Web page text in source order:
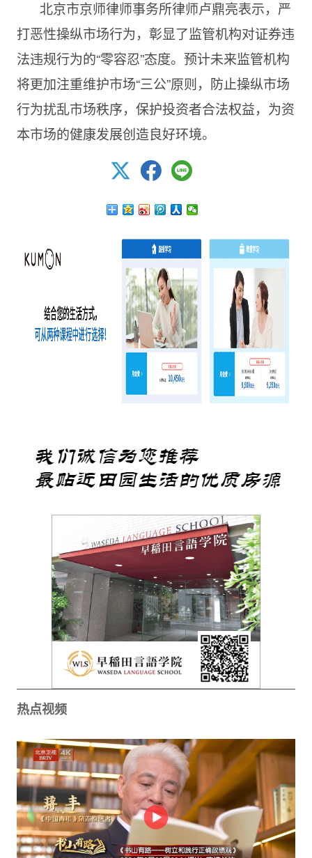
北京市京师律师事务所律师卢鼎亮表示，严
打恶性操纵市场行为，彰显了监管机构对证券违
法违规行为的“零容忍”态度。预计未来监管机构
将更加注重维护市场“三公”原则，防止操纵市场
行为扰乱市场秩序，保护投资者合法权益，为资
本市场的健康发展创造良好环境。
热点视频